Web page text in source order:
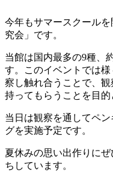
今年もサマースクール
究会」です。
当館は国内最多の9種、
す。このイベントでは
察し触れ合うことで、
持ってもらうことを目的
当日は観察を通してペ
グを実施予定です。
夏休みの思い出作りに
ちしています。